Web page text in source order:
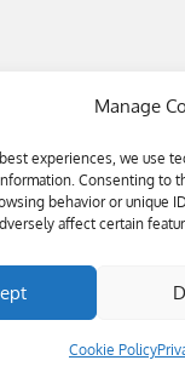
Manage
experiences, we use
Consenting to
behavior or unique
affect certain
Cookie Policy